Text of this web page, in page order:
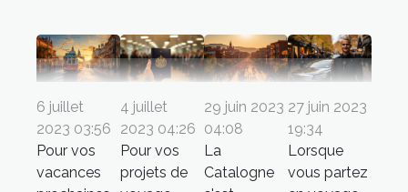
6 juillet
2023 03:56
Pour vos
vacances
4 juillet
2023 04:26
Pour vos
projets de
29 juin 2023
04:08
La
Catalogne
27 juin 2023
19:34
Lorsque
vous partez